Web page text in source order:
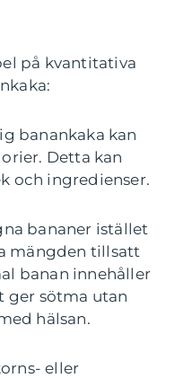
på kvantitativa
banankaka kan
Detta kan
och ingredienser.
bananer istället
mängden tillsatt
banan innehåller
ger sötma utan
hälsan.
eller